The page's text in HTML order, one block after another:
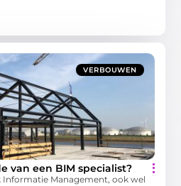
VERBOUWEN
van een BIM specialist?
Management, ook wel